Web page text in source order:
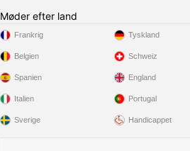
Møder efter land
Frankrig
Belgien
Spanien
Italien
Sverige
Tyskland
Schweiz
England
Portugal
Handicappet